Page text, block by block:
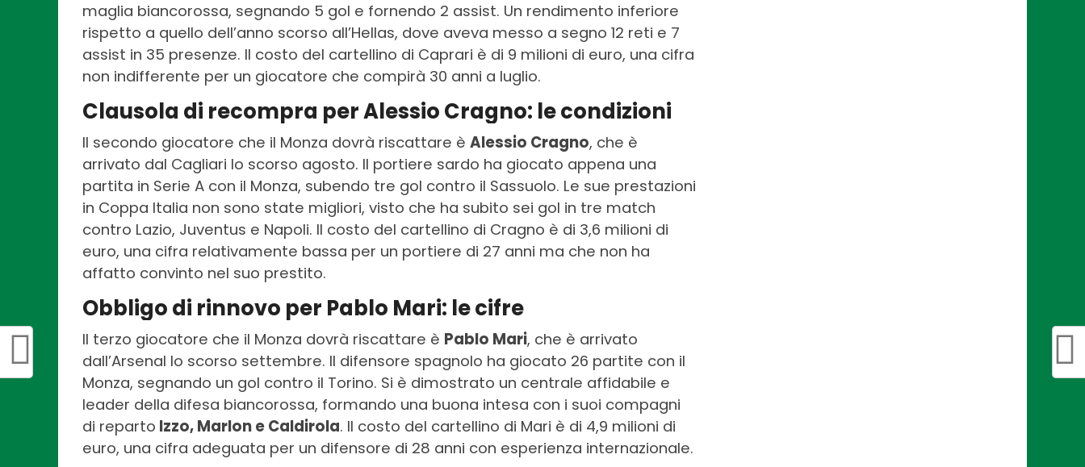
maglia biancorossa, segnando 5 gol e fornendo 2 assist. Un rendimento inferiore
rispetto a quello dell’anno scorso all’Hellas, dove aveva messo a segno 12 reti e 7
assist in 35 presenze. Il costo del cartellino di Caprari è di 9 milioni di euro, una cifra
non indifferente per un giocatore che compirà 30 anni a luglio.
Clausola di recompra per Alessio Cragno: le condizioni
Il secondo giocatore che il Monza dovrà riscattare è Alessio Cragno, che è
arrivato dal Cagliari lo scorso agosto. Il portiere sardo ha giocato appena una
partita in Serie A con il Monza, subendo tre gol contro il Sassuolo. Le sue prestazioni
in Coppa Italia non sono state migliori, visto che ha subito sei gol in tre match
contro Lazio, Juventus e Napoli. Il costo del cartellino di Cragno è di 3,6 milioni di
euro, una cifra relativamente bassa per un portiere di 27 anni ma che non ha
affatto convinto nel suo prestito.
Obbligo di rinnovo per Pablo Mari: le cifre
Il terzo giocatore che il Monza dovrà riscattare è Pablo Mari, che è arrivato
dall’Arsenal lo scorso settembre. Il difensore spagnolo ha giocato 26 partite con il
Monza, segnando un gol contro il Torino. Si è dimostrato un centrale affidabile e
leader della difesa biancorossa, formando una buona intesa con i suoi compagni
di reparto Izzo, Marlon e Caldirola. Il costo del cartellino di Mari è di 4,9 milioni di
euro, una cifra adeguata per un difensore di 28 anni con esperienza internazionale.